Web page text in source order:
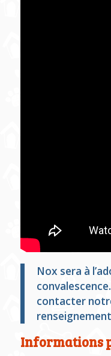
Nox sera à
contacter
Informations